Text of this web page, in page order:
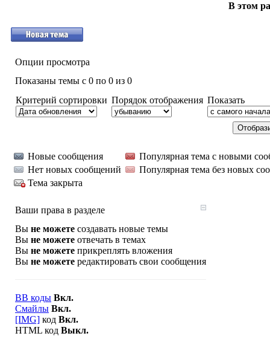
В этом
Опции просмотра
Показаны темы с 0 по 0 из 0
Критерий сортировки Порядок отображения Показать
Новые сообщения
Популярная тема с новыми
Нет новых сообщений
Популярная тема без новых
Тема закрыта
Ваши права в разделе
Вы не можете создавать новые темы
Вы не можете отвечать в темах
Вы не можете прикреплять вложения
Вы не можете редактировать свои сообщения
BB коды Вкл.
Смайлы Вкл.
[IMG] код Вкл.
HTML код Выкл.